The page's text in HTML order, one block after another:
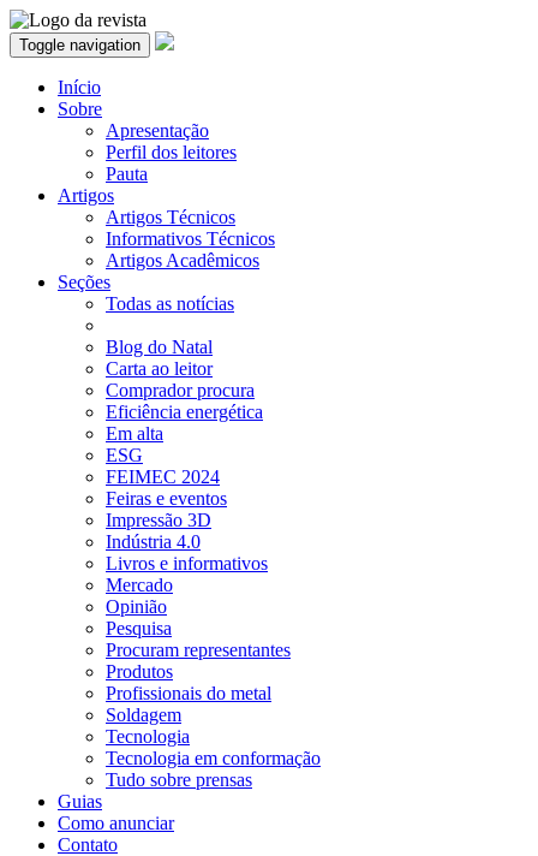
Toggle navigation
Início
Sobre
Apresentação
Perfil dos leitores
Pauta
Artigos
Artigos Técnicos
Informativos Técnicos
Artigos Acadêmicos
Seções
Todas as notícias
Blog do Natal
Carta ao leitor
Comprador procura
Eficiência energética
Em alta
ESG
FEIMEC 2024
Feiras e eventos
Impressão 3D
Indústria 4.0
Livros e informativos
Mercado
Opinião
Pesquisa
Procuram representantes
Produtos
Profissionais do metal
Soldagem
Tecnologia
Tecnologia em conformação
Tudo sobre prensas
Guias
Como anunciar
Contato